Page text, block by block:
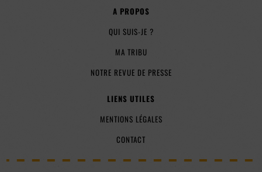
A PROPOS
QUI SUIS-JE ?
MA TRIBU
NOTRE REVUE DE PRESSE
LIENS UTILES
MENTIONS LÉGALES
CONTACT